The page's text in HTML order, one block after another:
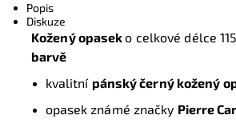
Popis
Diskuze
Kožený opaseko celkové délce
barvě
kvalitní pánský černý kožený
opasek známé značky Pierre